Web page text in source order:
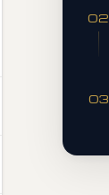
02
03